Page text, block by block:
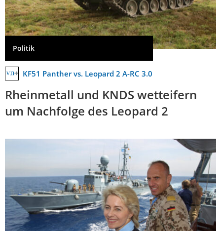
Politik
KF51 Panther vs. Leopard 2 A-RC 3.0
Rheinmetall und KNDS wetteifern
um Nachfolge des Leopard 2